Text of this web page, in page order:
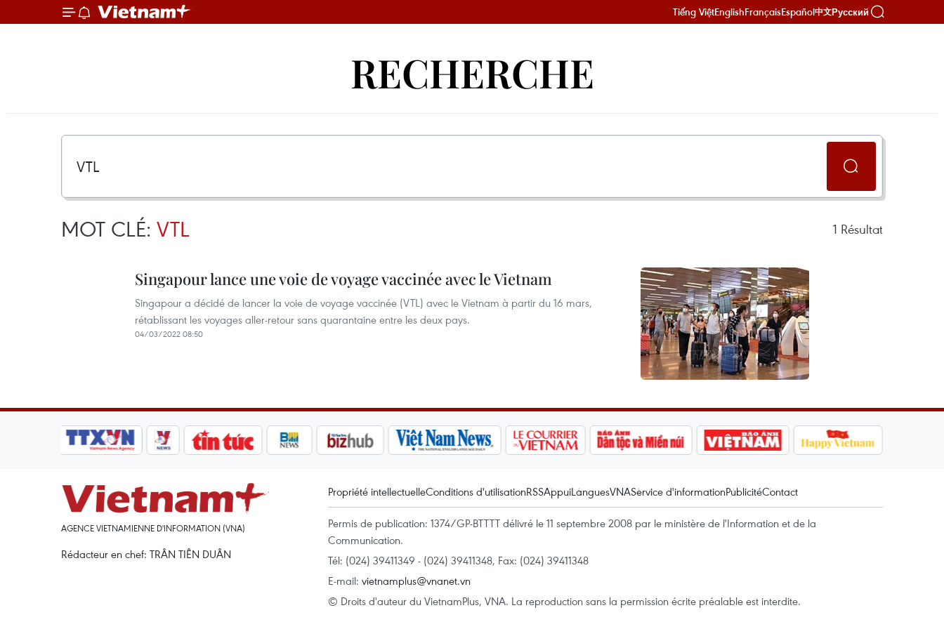
Tiếng ViệtEnglishFrançaisEspañol中文Русский
RECHERCHE
MOT CLÉ: VTL 1 Résultat
Singapour lance une voie de voyage vaccinée avec le Vietnam
Singapour a décidé de lancer la voie de voyage vaccinée (VTL) avec le Vietnam à partir du 16 mars,
rétablissant les voyages aller-retour sans quarantaine entre les deux pays.
04/03/2022 08:50
AGENCE VIETNAMIENNE D'INFORMATION (VNA)
Rédacteur en chef: TRÂN TIÊN DUÂN
Propriété intellectuelleConditions d'utilisationRSSAppuiLanguesVNAService d'informationPublicitéContact
Permis de publication: 1374/GP-BTTTT délivré le 11 septembre 2008 par le ministère de l'Information et de la
Communication.
Tél: (024) 39411349 - (024) 39411348, Fax: (024) 39411348
E-mail: vietnamplus@vnanet.vn
© Droits d'auteur du VietnamPlus, VNA. La reproduction sans la permission écrite préalable est interdite.